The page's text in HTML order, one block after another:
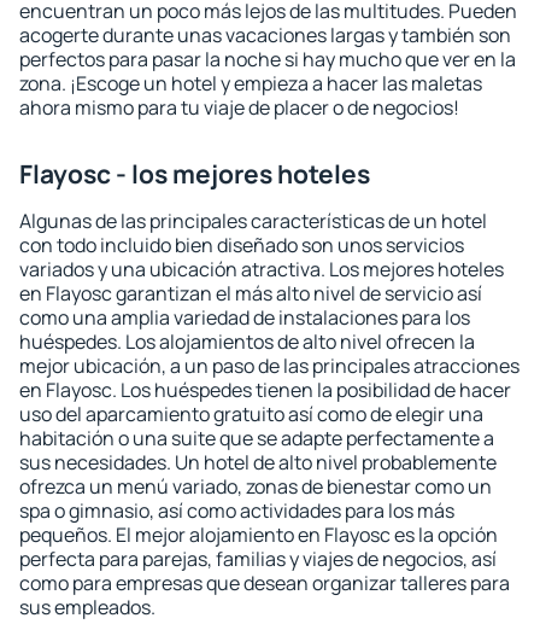
encuentran un poco más lejos de las multitudes. Pueden
acogerte durante unas vacaciones largas y también son
perfectos para pasar la noche si hay mucho que ver en la
zona. ¡Escoge un hotel y empieza a hacer las maletas
ahora mismo para tu viaje de placer o de negocios!
Flayosc - los mejores hoteles
Algunas de las principales características de un hotel
con todo incluido bien diseñado son unos servicios
variados y una ubicación atractiva. Los mejores hoteles
en Flayosc garantizan el más alto nivel de servicio así
como una amplia variedad de instalaciones para los
huéspedes. Los alojamientos de alto nivel ofrecen la
mejor ubicación, a un paso de las principales atracciones
en Flayosc. Los huéspedes tienen la posibilidad de hacer
uso del aparcamiento gratuito así como de elegir una
habitación o una suite que se adapte perfectamente a
sus necesidades. Un hotel de alto nivel probablemente
ofrezca un menú variado, zonas de bienestar como un
spa o gimnasio, así como actividades para los más
pequeños. El mejor alojamiento en Flayosc es la opción
perfecta para parejas, familias y viajes de negocios, así
como para empresas que desean organizar talleres para
sus empleados.